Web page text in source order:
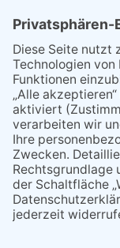
Diese Frage hat
Benutzer sind und
Wir benötigen
Service zu laden!
eingegebenen
kann Daten zu
lesen Sie die
stimmen Sie der